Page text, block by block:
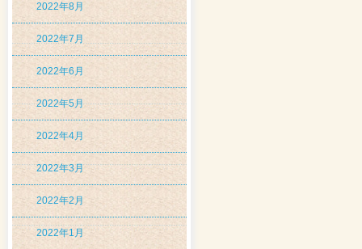
2022年8月
2022年7月
2022年6月
2022年5月
2022年4月
2022年3月
2022年2月
2022年1月